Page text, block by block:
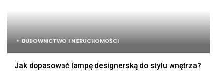
BUDOWNICTWO I NIERUCHOMOŚCI
Jak dopasować lampę designerską do stylu wnętrza?